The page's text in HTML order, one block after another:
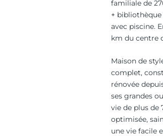
familiale de
+
avec piscine.
km du centre
Maison de
complet,
rénovée
ses grandes
vie de plus de
optimisée,
une vie facile